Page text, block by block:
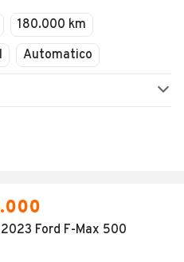
180.000 km
Automatico
2023 Ford F-Max 500